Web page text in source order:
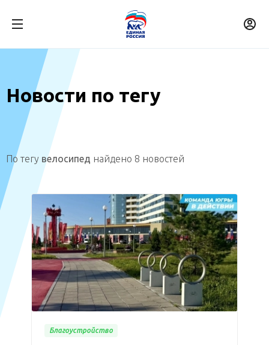
Новости по тегу
По тегу велосипед найдено 8 новостей
Благоустройство